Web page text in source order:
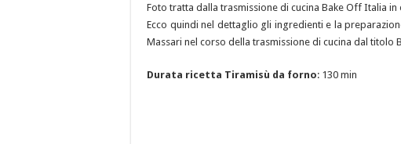
Foto tratta dalla trasmissione di cucina Bake Off Italia in
Ecco quindi nel dettaglio gli ingredienti e la
Massari nel corso della trasmissione di cucina dal titolo
Durata ricetta Tiramisù da forno: 130 min